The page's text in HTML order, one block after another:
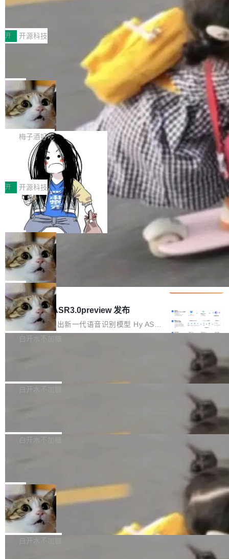
传输性能最高提升5倍。UCL-MPComm底层基
于自研UCL-Engine通信引擎，后续腾讯网平将
持续开源更多基于UCL-Engine的高性能通信组
件。 腾讯网平团队在UCL-MPComm中实现了一
个独立于业务线程的全局通信引擎（Engine），
创新与落地成效成功入选。 全链路私有化部署，
助力企业AI研发安全落地 当前，越来越多企业已
经开始引入 AI Coding 工具，通过调用公有云模
型或企业内部部署模型提升研发效率。但随着 AI
Coding 从个人辅助工具逐步走向团队级、组织
级应用，企业在规模化落地过程中，对安全性、
可控性和代码质量提出了更高要求。 首先是数据
安全与合规要求。对于大多数普通研发场景，公
有云模型能够满足快速试用和效率提升的需求。
但对于金融、能源、医疗等对数据安全要求较...
深信服AI算力网关入选工信部人工智能
前不久，工业和信息化部正式发布《2025年人工
智能应用典型案例名单》，集中展示人工智能在
各领域的应用成果，覆盖技术底座、行业赋能、
产品应用、支撑保障、专题等五大方向。深信服
AI算力网关（AI创新平台）成功入选！ 随着各行
各业的Agent走向规模化建设，算力构成形态逐
渐丰富，用户关注的重点也在发生变化：不只是
让AI用起来，还要进一步看清混合算力时代下，
Token花在哪里、算力是否被充分利用，以及持
续增长的AI成本该如何优化。 深信服AI算力网关
正是围绕这些实际问题，从Token治理和成本治
理两个方面，让用户的每一份算力都看得清、管
得住、用得稳、省得下、更安全！ 一、从现在开
始，Token使用一目...
开 开源科技
Jeff Dean 离开 Google：一个时代的结
束，一个实验室的开始
Google 员工编号 20。MapReduce 作者之一。
Bigtable 作者之一。TensorFlow 的作者之一。
Gemini 的架构师。Google 首席科学家。 Jeff D
ean 在 Google 工作了 27 年后，宣布离职。 他
不是一个人走。一同离开的还有 Sanjay Ghema
wat（Google 员工编号 23，Jeff Dean 二十多
年的编程搭档，MapReduce 和 Bigtable 的共同
作者）、Quoc Le（Google 大脑核心成员，Se
q2Seq 和 DocAI 的共同发明人）以及 Oriol Vin
yals（Gemini 联合负责人，AlphaSta...
局
🔥 SolonCode v2026.8.4 发布：界面
字体可调、22 种语言、记忆搜索增强
打开终端就能上岗的全中文编码智能体，这一轮
把「看得清、用母语、记得住」三件事一次补
齐。 SolonCode 是什么 SolonCode 是杭州无
耳科技研发的企业级终端编码智能体——一位全
中文驱动的数字员工，自主理解需求、规划步
骤、编写代码。不挑模型、不挑平台，curl 一行
装完即用。 开源地址：Gitee · GitCode · GitHu
b 安装 支持 Java 8+（8~26）、macOS / Linu
x / Windows / Harmony PC。 # macOS / Linu
x / Harmony PC curl -fsSL https://solon.noea
r.org/solon...
梅子酒好吃
让“代码语义理解”深度释放AI Coding
价值潜能：华为云码道（CodeArts）
代码仓技术解析
一、代码仓深度理解技术的作用与价值 在软件工
程实践中，代码仓是企业核心知识资产的主要载
体。企业级代码仓库通常包含数十万乃至数百万
个文件，其规模远超单次模型调用可承载的上下
文窗口。随着项目规模的持续扩张与代码历史的
不断累积，代码仓中的模块关系、接口契约、业
务逻辑等关键信息往往分散于数十乃至数百个文
件之中，形成高度复杂的知识关联网络。传统的
代码检索手段（如关键词匹配、目录遍历）仅能
在语法层面完成文本定位，难以触及代码的语义
内涵与结构关联，导致开发者使用代码智能体在
理解大规模代码仓时面临显著"代码仓理解"瓶
颈。 代码仓深度理解服务（以下简称" CodeBas
e深度理解服务"）是华为云码道（CodeA...
开 开源科技
一条“删库”命令跑 17 小时，算法工程
师删光 89TB 数据只为干私活
最高人民检察院8月4日公布了一起案件：北京一
名90后算法工程师王某，为了给自己接的私活腾
服务器空间，删光了公司AI游戏部门的全部核心
数据。 王某2024年1月入职东城区某科技公司AI
短剧部门，有互联网大厂背景。在公司内部架构
调整期间，部门三次通知全员将数据从A集群迁
移到B集群，王某都回复了"收到"。 他没有迁移
数据。2024年9月3日下午4点，他使用此前登录
的账号密码进入A集群，输入了一条被程序员圈
称为"删库跑路"的命令——最高管理员权限、无
自研的多个文生3D和...
局
Cloudflare 分享推理优化实践：KV ca
che 量化 + 权重压缩，吞吐量提升 4
1%，成本降 30%
Kimi 和 GLM 是当前最强的大模型系列之一，但
它们有一个共同的问题：太吃显存了。月之暗面
的 Kimi K 系列和智谱的 GLM 都是长上下文、M
oE 架构的大模型，好用到让人上瘾，但 GPU 显
存永远不够用。 Cloudflare 的 Workers AI 团队
一直在跑这些模型的推理。他们在官方博客上发
整性保护。效果是：吞吐量提升 41%，每 token
局
腾讯混元 Hy ASR3.0preview 发布
腾讯混元正式推出新一代语音识别模型 Hy ASR
3.0preview。基于最新一代大语言模型 Hy3 的
让语音识别不再只是听清，而是真正听懂。通过
w 不要求标准普通话，方言识别覆盖粤语、吴语
白开水不加糖
新和少量网页兼容性修复版本。 Changes/fixe
容提供的字体时出现的几个问题 为避免音频加
质的最低采样率）的音频格式将被拒绝 修复了 C
SS 圆角虚线样式中可能存在的问题 如果表单中
的图像元素不在同一个子树中，则它们将不再关
联 加...
白开水不加糖
发布的 Release Notes，他利用 AI 工具（如 Co
最强的若干项。对于尚未正式发版的 PG 19，则
通过拉取过去一年内（从 PG 18 Beta1 时间点
至今）的所有 commit，同样交由 AI 分析提炼。
经过人工复核，准确度令人满意。这一方法也为
社区爱好者提供了高效跟踪新版本的思路。
白开水不加糖
维护工作一直与我的日常工作、家务、社交生活
和休闲娱乐竞争时间。" 这是 libexpat 维护者 S
ebastian Pipping 写在博客里的话。8 月 4 日，
他宣布了一个新消息：从 2026 年 8 月 1 日起，
他可以全职维护 libexpat 了，最长 6 个月。发
局
Firefox 153.0.3 发布
Firefox 153.0.3 现已发布，具体更新内容如
下： New Smart Window 包含多项增强功能：
白开水不加糖